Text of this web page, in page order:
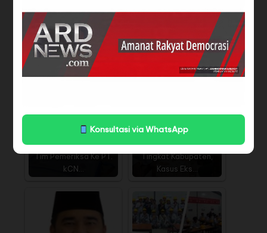
Konsultasi via WhatsApp
Disnaker Riau Sidak PT.
KCN
KERUNTUHAN PROFESI
ADVOKAT' :
Kriminalisasi Advokat…
Disnaker Riau Turun
Tim Pemeriksa Ke PT.
kCN…
Tanpa Mediasi di
Tingkat Kabupaten,
Kasus Eks…